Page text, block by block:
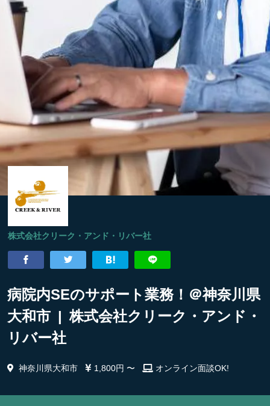
株式会社クリーク・アンド・リバー社
病院内SEのサポート業務！＠神奈川県
大和市 | 株式会社クリーク・アンド・
リバー社
神奈川県大和市 1,800円 〜 オンライン面談OK!